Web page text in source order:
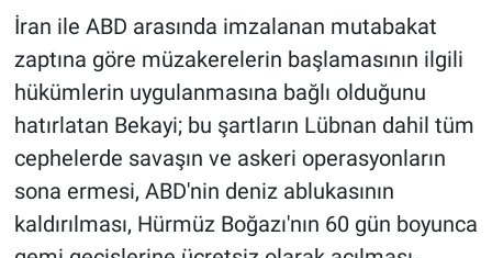
İran ile ABD arasında imzalanan mutabakat
zaptına göre müzakerelerin başlamasının ilgili
hükümlerin uygulanmasına bağlı olduğunu
hatırlatan Bekayi; bu şartların Lübnan dahil tüm
cephelerde savaşın ve askeri operasyonların
sona ermesi, ABD'nin deniz ablukasının
kaldırılması, Hürmüz Boğazı'nın 60 gün boyunca